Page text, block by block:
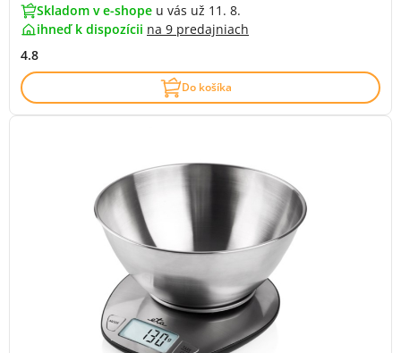
Skladom v e-shope u vás už 11. 8.
ihneď k dispozícii na 9 predajniach
4.8
Do košíka